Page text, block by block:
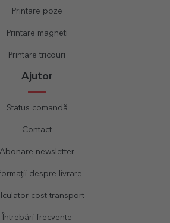
Printare poze
Printare magneti
Printare tricouri
Ajutor
Status comandă
Contact
Abonare newsletter
despre livrare
cost transport
Întrebări frecvente